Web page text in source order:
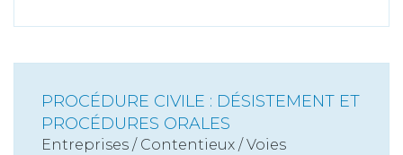
PROCÉDURE CIVILE : DÉSISTEMENT ET
PROCÉDURES ORALES
Entreprises / Contentieux /Voies